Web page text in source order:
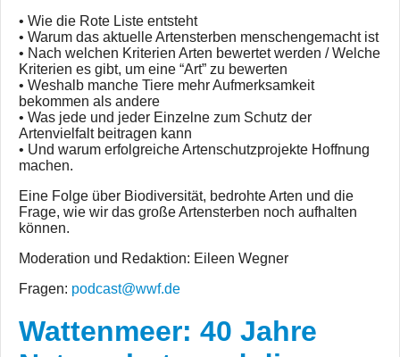
• Wie die Rote Liste entsteht
• Warum das aktuelle Artensterben menschengemacht ist
• Nach welchen Kriterien Arten bewertet werden / Welche
Kriterien es gibt, um eine “Art” zu bewerten
• Weshalb manche Tiere mehr Aufmerksamkeit
bekommen als andere
• Was jede und jeder Einzelne zum Schutz der
Artenvielfalt beitragen kann
• Und warum erfolgreiche Artenschutzprojekte Hoffnung
machen.
Eine Folge über Biodiversität, bedrohte Arten und die
Frage, wie wir das große Artensterben noch aufhalten
können.
Moderation und Redaktion: Eileen Wegner
Fragen: podcast@wwf.de
Wattenmeer: 40 Jahre